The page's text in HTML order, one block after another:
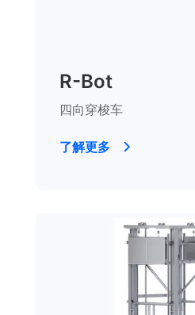
R-Bot
四向穿梭车
了解更多